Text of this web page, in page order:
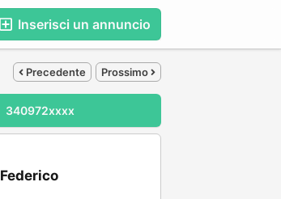
Inserisci un annuncio
Precedente Prossimo
340972xxxx
Federico